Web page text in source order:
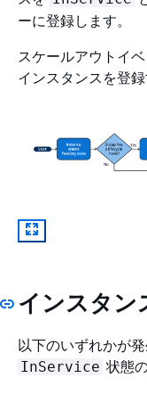
ーに登録します。
スケールアウトイ
インスタンスを登
インスタン
以下のいずれかが
InService 状態